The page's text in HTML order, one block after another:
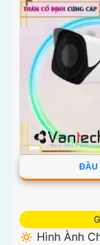
ĐẦU
🔅 Hình Ành